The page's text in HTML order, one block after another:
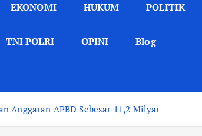
EKONOMI HUKUM POLITIK
TNI POLRI OPINI Blog
Anggaran APBD Sebesar 11,2 Milyar